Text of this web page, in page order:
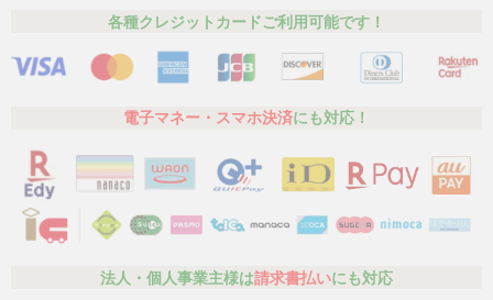
各種クレジットカードご利用可能です！
電子マネー・スマホ決済にも対応！
法人・個人事業主様は請求書払いにも対応